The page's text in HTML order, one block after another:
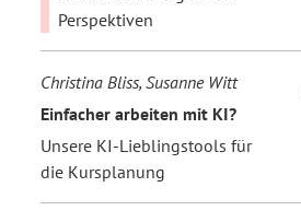
Perspektiven
Christina Bliss, Susanne Witt
Einfacher arbeiten mit KI?
Unsere KI-Lieblingstools für
die Kursplanung